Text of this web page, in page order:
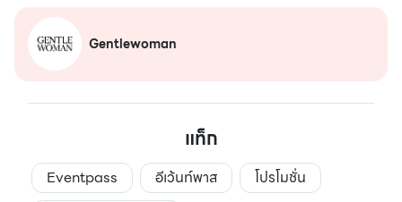
Gentlewoman
แท็ก
Eventpass อีเว้นท์พาส
โปรโมชั่น